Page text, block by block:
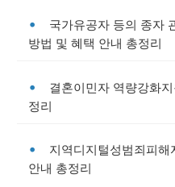
국가유공자 등의 종자
방법 및 혜택 안내 총정리
결혼이민자 역량강화
정리
지역디지털성범죄피해
안내 총정리